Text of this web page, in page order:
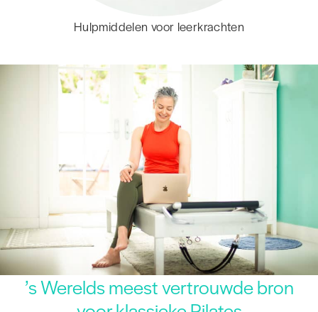
Hulpmiddelen voor leerkrachten
’s Werelds meest vertrouwde bron